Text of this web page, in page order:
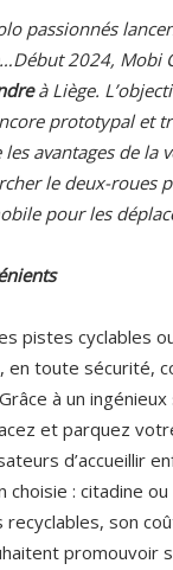
passionnés
2024, Mobi
à Liège.
prototypal et
avantages de la
le deux-roues
pour les
pistes cyclables
en toute sécurité,
à un
et parquez
d’accueillir
: citadine
son
promouvoir